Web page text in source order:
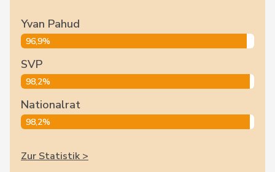
Yvan Pahud
96,9%
SVP
98,2%
Nationalrat
98,2%
Zur Statistik >